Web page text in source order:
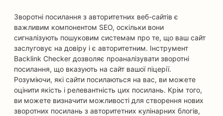
Зворотні посилання з авторитетних веб-сайтів є
важливим компонентом SEO, оскільки вони
сигналізують пошуковим системам про те, що ваш сайт
заслуговує на довіру і є авторитетним. Інструмент
Backlink Checker дозволяє проаналізувати зворотні
посилання, що вказують на сайт вашої піцерії.
Розуміючи, які сайти посилаються на вас, ви можете
оцінити якість і релевантність цих посилань. Крім того,
ви можете визначити можливості для створення нових
зворотних посилань з авторитетних кулінарних блогів,